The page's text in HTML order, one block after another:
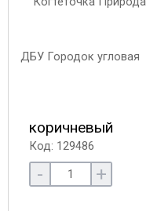
коричневый
Код: 129486
- +